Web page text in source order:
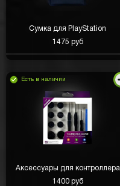
Сумка для PlayStation
1475 руб
Есть в наличии
Аксессуары для контроллера
1400 руб